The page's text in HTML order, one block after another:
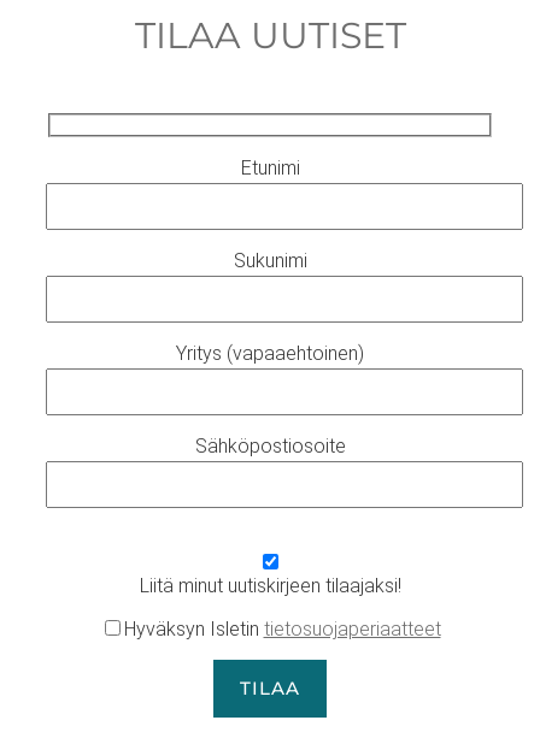
TILAA UUTISET
Etunimi
Sukunimi
Yritys (vapaaehtoinen)
Sähköpostiosoite
Liitä minut uutiskirjeen tilaajaksi!
Hyväksyn Isletin tietosuojaperiaatteet